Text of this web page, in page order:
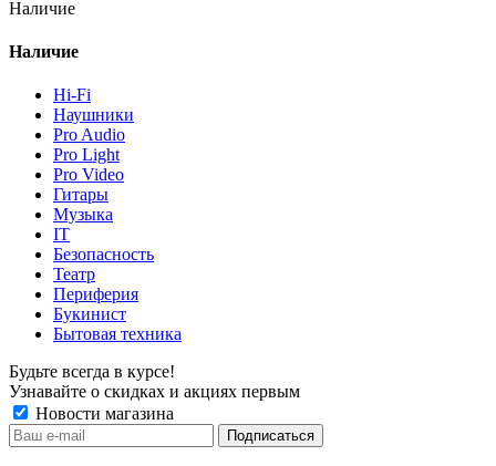
Наличие
Наличие
Hi-Fi
Наушники
Pro Audio
Pro Light
Pro Video
Гитары
Музыка
IT
Безопасность
Театр
Периферия
Букинист
Бытовая техника
Будьте всегда в курсе!
Узнавайте о скидках и акциях первым
Новости магазина